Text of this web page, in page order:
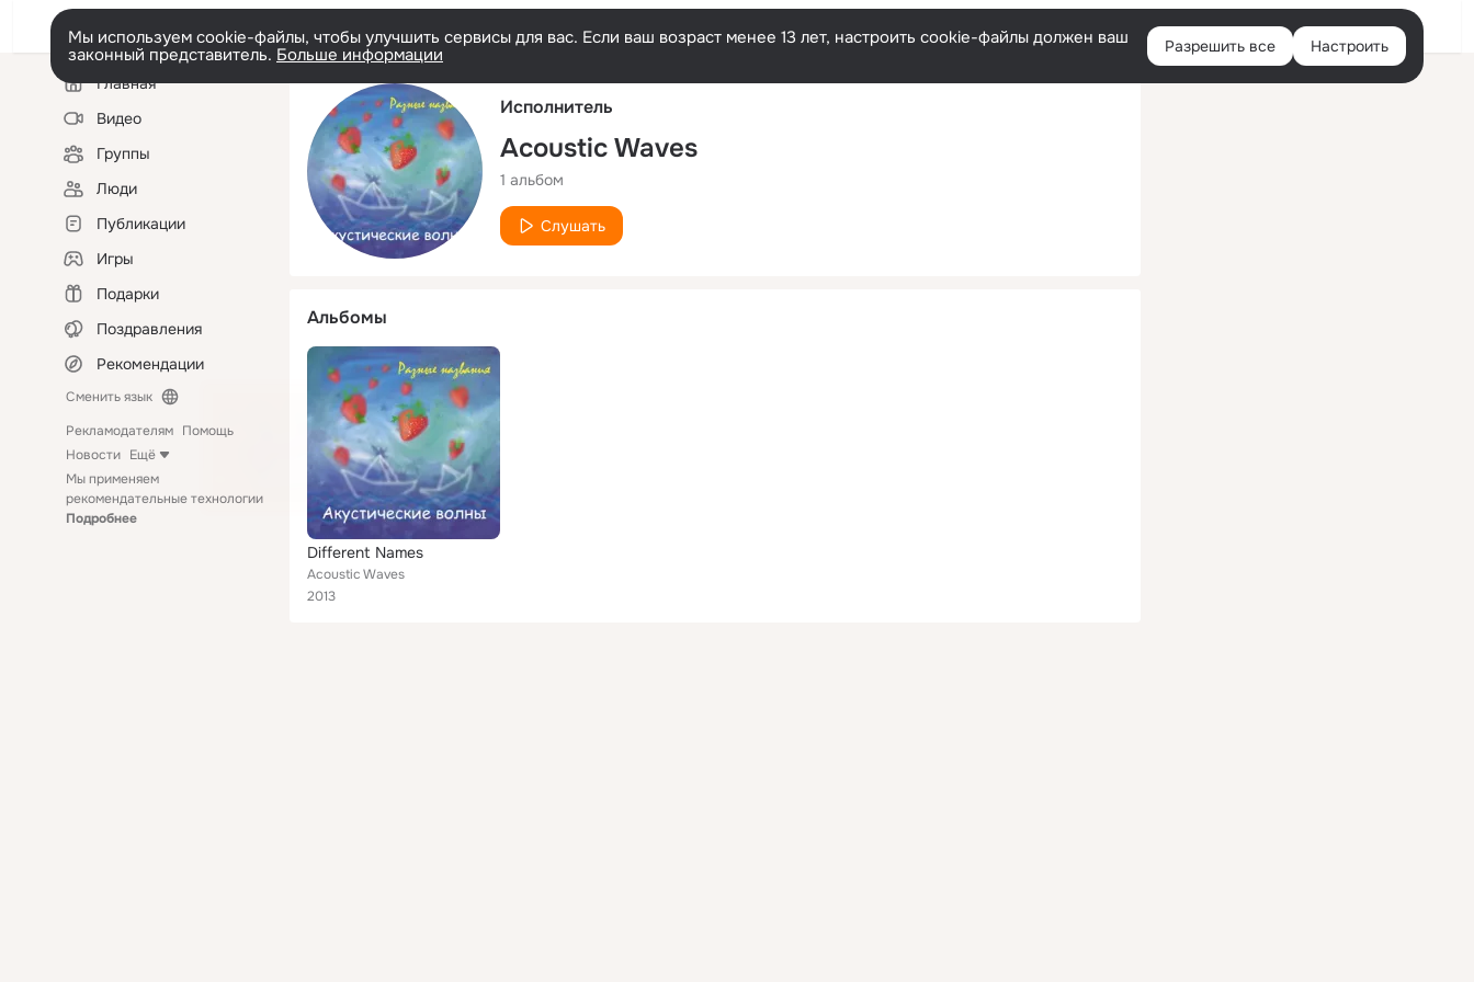
Русский Войти
Мы используем cookie-файлы, чтобы улучшить сервисы для вас. Если ваш возраст менее 13 лет, настроить cookie-файлы должен ваш
законный представитель. Больше информации Разрешить все Настроить
Левая
колонкаГлавная
Видео
Группы
Люди
Публикации
Игры
Подарки
Поздравления
Рекомендации
Сменить язык
Рекламодателям Помощь
Новости Ещё
Мы применяем
рекомендательные технологии
Подробнее
Исполнитель
Acoustic Waves
1 альбом
Слушать
Альбомы
Different Names
Acoustic Waves
2013